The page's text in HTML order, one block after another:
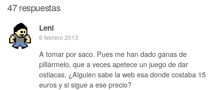
47 respuestas
Leni
6 febrero 2013
A tomar por saco. Pues me han dado ganas de
pillármelo, que a veces apetece un juego de dar
ostiacas. ¿Alguien sabe la web esa donde costaba 15
euros y si sigue a ese precio?